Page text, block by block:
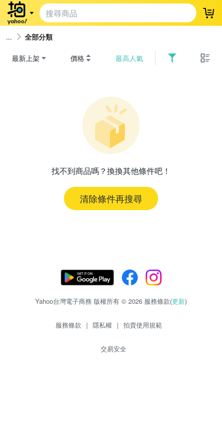
登
全部分類
最新上架 價格 最高人氣
找不到商品嗎？換換其他條件吧！
清除條件再搜尋
Yahoo台灣電子商務 版權所有 © 2026 服務條款(更新)
服務條款 | 隱私權 | 拍賣使用規範
交易安全